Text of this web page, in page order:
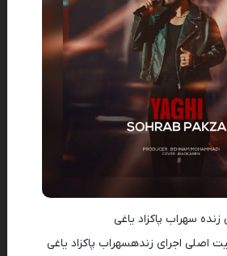
زنده سهراب پاکزاد یاغی
اصلی اجرای زندهسهراب پاکزاد یاغی